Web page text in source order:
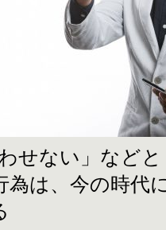
わせない」など
為は、今の時代